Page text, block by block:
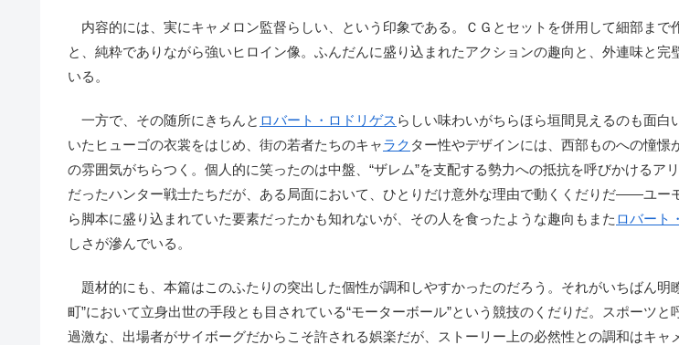
内容的には、実にキャメロン監督らしい、という印象である。ＣＧとセットを併用して細部まで
と、純粋でありながら強いヒロイン像。ふんだんに盛り込まれたアクションの趣向と、外連味と完
いる。
一方で、その随所にきちんと ロバート・ロドリゲス らしい味わいがちらほら垣間見えるのも面白
いたヒューゴの衣裳をはじめ、街の若者たちのキャラク ター性やデザインには、西部ものへの憧憬
の雰囲気がちらつく。個人的に笑ったのは中盤、“ザレム”を支配する勢力への抵抗を呼びかけるア
だったハンター戦士たちだが、ある局面において、ひとりだけ意外な理由で動くくだりだ――ユー
ら脚本に盛り込まれていた要素だったかも知れないが、その人を食ったような趣向もまた ロバート
しさが滲んでいる。
題材的にも、本篇はこのふたりの突出した個性が調和しやすかったのだろう。それがいちばん明
町”において立身出世の手段とも目されている“モーターボール”という競技のくだりだ。スポーツと
過激な、出場者がサイボーグだからこそ許される娯楽だが、ストーリー上の必然性との調和はキャ